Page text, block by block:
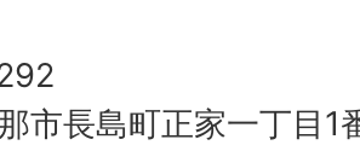
市長島町正家一丁目